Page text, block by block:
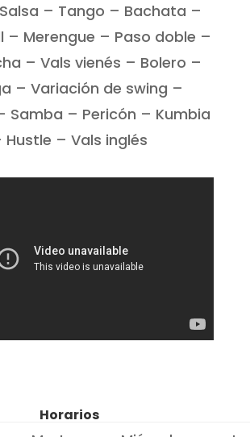
– Tango – Bachata –
– Merengue – Paso doble –
– Vals vienés – Bolero –
– Variación de swing –
Samba – Pericón – Kumbia
Hustle – Vals inglés
Horarios